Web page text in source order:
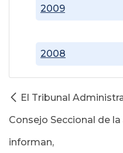
2008
2009
El Tribunal
Consejo Seccional de
informan,